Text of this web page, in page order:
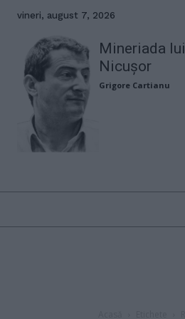
vineri, august 7, 2026
Mineriada lui
Nicușor
Grigore Cartianu